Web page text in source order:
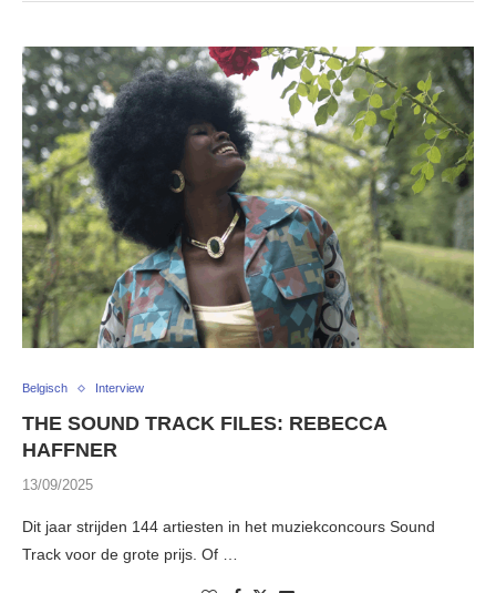
Belgisch Interview
THE SOUND TRACK FILES: REBECCA
HAFFNER
13/09/2025
Dit jaar strijden 144 artiesten in het muziekconcours Sound
Track voor de grote prijs. Of …